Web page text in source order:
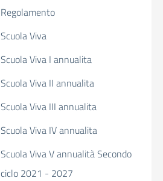
Regolamento
Scuola Viva
Scuola Viva I annualita
Scuola Viva II annualita
Scuola Viva III annualita
Scuola Viva IV annualita
Scuola Viva V annualità Secondo
ciclo 2021 - 2027